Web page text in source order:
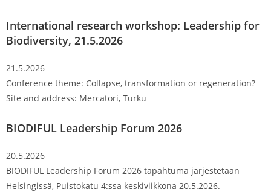
International research workshop: Leadership for
Biodiversity, 21.5.2026
21.5.2026
Conference theme: Collapse, transformation or regeneration?
Site and address: Mercatori, Turku
BIODIFUL Leadership Forum 2026
20.5.2026
BIODIFUL Leadership Forum 2026 tapahtuma järjestetään
Helsingissä, Puistokatu 4:ssa keskiviikkona 20.5.2026.